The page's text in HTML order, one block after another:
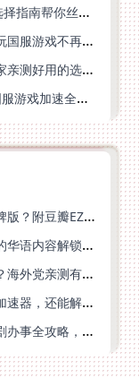
海外党打枪神纪卡成PPT？这篇加速器选择指南帮你丝滑上分
美国打我的起源加速器下载指南：海外玩国服游戏不再卡的终极方案
江南百景图国外加速器有哪些？海外玩家亲测好用的选择与避坑指南
去国外能打王国保卫战4吗？海外玩家国服游戏加速全攻略（附公主连结幻想江湖实测）
海外党必看：怎么在国外玩秦时明月卡牌版？附豆瓣EZCast地区限制破解法
海外怎么听酷我畅听？留学生亲测有效的华语内容解锁指南
在国外看不了央视影音电视剧怎么办呢？海外党亲测有效的回国加速方案
海外华人看国内电视剧总卡？选对回国加速器，还能解决菲律宾打不开反诈中心的问题
探花在比利时用不了怎么办？海外党追剧办事全攻略，选对加速器就够了